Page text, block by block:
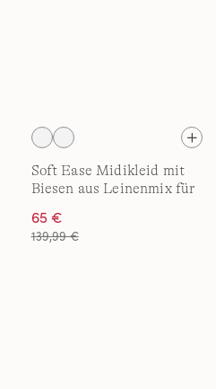
Soft Ease Midikleid mit
Biesen aus Leinenmix für
65 €
139,99 €